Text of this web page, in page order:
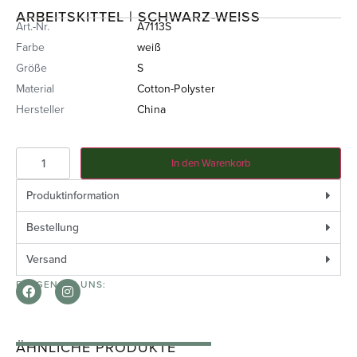
ARBEITSKITTEL | SCHWARZ-WEISS
Art.-Nr.
A7113S
Farbe
weiß
Größe
S
Material
Cotton-Polyster
Hersteller
China
In den Warenkorb
Produktinformation
Bestellung
Versand
FOLGEN SIE UNS:
ÄHNLICHE PRODUKTE